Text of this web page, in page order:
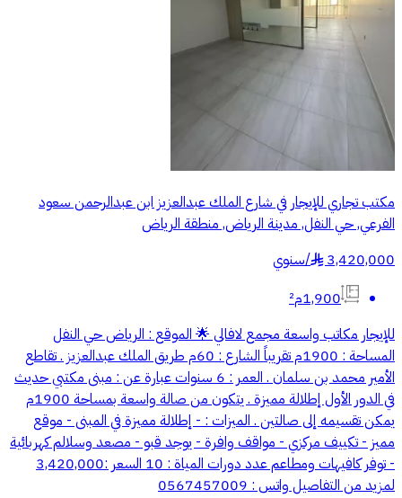
مكتب تجاري للإيجار في شارع الملك عبدالعزيز ابن عبدالرحمن سعود
الفرعي, حي النفل, مدينة الرياض, منطقة الرياض
3,420,000
§
/سنوي
1,900م²
للإيجار مكاتب واسعة مجمع لافالي 🌟 الموقع : الرياض حي النفل
المساحة : 1900م تقريباً الشارع : 60م طريق الملك عبدالعزيز . تقاطع
الأمير محمد بن سلمان . العمر : 6 سنوات عبارة عن : مبنى مكتبي حديث
في الدور الأول إطلالة مميزة . يتكون من صالة واسعة بمساحة 1900م
يمكن تقسيمه إلى صالتين . الميزات : - إطلالة مميزة في المبنى - موقع
مميز - تكييف مركزي - مواقف وافرة - يوجد قبو - مصعد وسلالم كهربائية
- توفر كافيهات ومطاعم عدد دورات المياة : 10 السعر :3,420,000
لمزيد من التفاصيل واتس : 0567457009